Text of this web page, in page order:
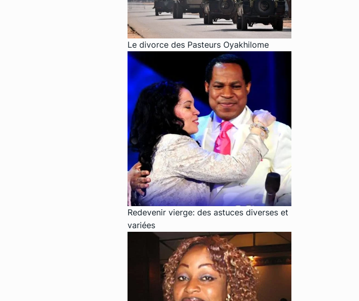
Le divorce des Pasteurs Oyakhilome
Redevenir vierge: des astuces diverses et
variées